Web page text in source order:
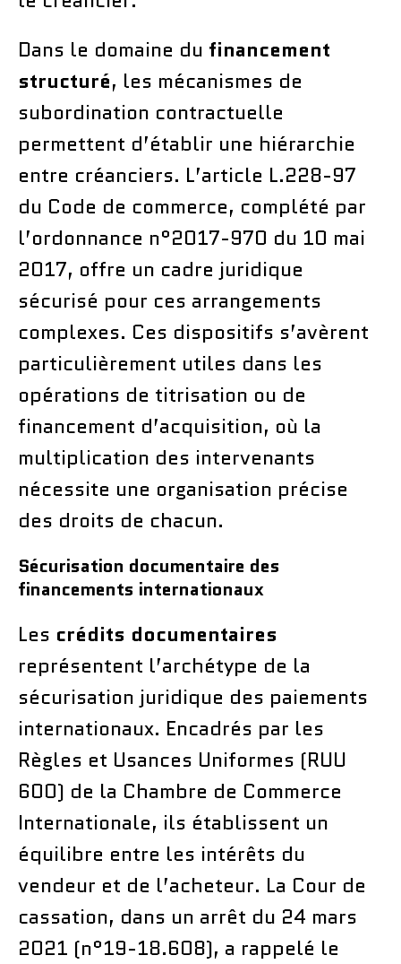
Dans le domaine du financement
structuré, les mécanismes de
subordination contractuelle
permettent d’établir une hiérarchie
entre créanciers. L’article L.228-97
du Code de commerce, complété par
l’ordonnance n°2017-970 du 10 mai
2017, offre un cadre juridique
sécurisé pour ces arrangements
complexes. Ces dispositifs s’avèrent
particulièrement utiles dans les
opérations de titrisation ou de
financement d’acquisition, où la
multiplication des intervenants
nécessite une organisation précise
des droits de chacun.
Sécurisation documentaire des
financements internationaux
Les crédits documentaires
représentent l’archétype de la
sécurisation juridique des paiements
internationaux. Encadrés par les
Règles et Usances Uniformes (RUU
600) de la Chambre de Commerce
Internationale, ils établissent un
équilibre entre les intérêts du
vendeur et de l’acheteur. La Cour de
cassation, dans un arrêt du 24 mars
2021 (n°19-18.608), a rappelé le